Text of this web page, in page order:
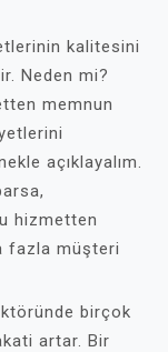
kalitesini
Neden mi?
memnun
açıklayalım.
hizmetten
fazla müşteri
birçok
artar. Bir